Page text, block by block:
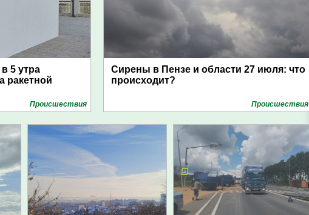
5 утра
ракетной
Проиcшествия
Сирены в Пензе и области 27 июля: что
происходит?
Проиcшествия